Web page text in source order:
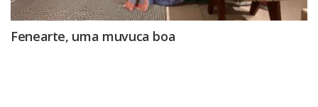
Fenearte, uma muvuca boa